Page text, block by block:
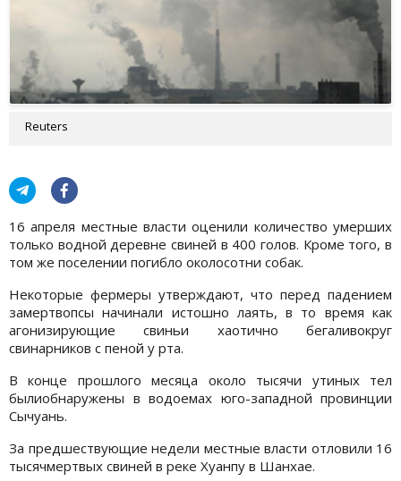
Reuters
16 апреля местные власти оценили количество умерших
только водной деревне свиней в 400 голов. Кроме того, в
том же поселении погибло околосотни собак.
Некоторые фермеры утверждают, что перед падением
замертвопсы начинали истошно лаять, в то время как
агонизирующие свиньи хаотично бегаливокруг
свинарников с пеной у рта.
В конце прошлого месяца около тысячи утиных тел
былиобнаружены в водоемах юго-западной провинции
Сычуань.
За предшествующие недели местные власти отловили 16
тысячмертвых свиней в реке Хуанпу в Шанхае.